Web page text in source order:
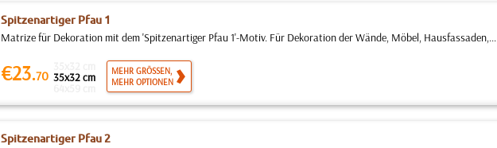
Spitzenartiger Pfau 1
Matrize für Dekoration mit dem 'Spitzenartiger Pfau 1'-Motiv. Für Dekoration der Wände, Möbel, Hausfassaden,...
€23.70 35x32 cm
MEHR GRÖSSEN,
MEHR OPTIONEN
Spitzenartiger Pfau 2